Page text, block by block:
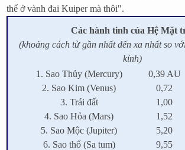
thể ở vành đai Kuiper mà thôi".
Các hành tinh của Hệ Mặt
(khoảng cách từ gần nhất đến xa nhất so
kính)
1. Sao Thủy (Mercury)
2. Sao Kim (Venus)
3. Trái đất
4. Sao Hỏa (Mars)
5. Sao Mộc (Jupiter)
6. Sao thổ (Sa tum)
0,39 AU
0,72
1,00
1,52
5,20
9,55